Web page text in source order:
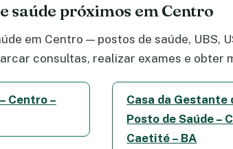
saúde próximos em Centro
em Centro — postos de saúde, UBS,
consultas, realizar exames e obter
Centro –
Casa da Gestante
Posto de Saúde –
Caetité – BA